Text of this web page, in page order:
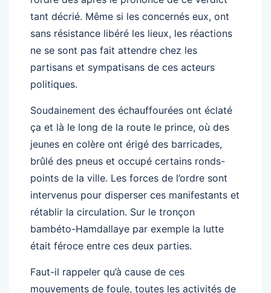
tant décrié. Même si les concernés eux, ont
sans résistance libéré les lieux, les réactions
ne se sont pas fait attendre chez les
partisans et sympatisans de ces acteurs
politiques.
Soudainement des échauffourées ont éclaté
ça et là le long de la route le prince, où des
jeunes en colère ont érigé des barricades,
brûlé des pneus et occupé certains ronds-
points de la ville. Les forces de l’ordre sont
intervenus pour disperser ces manifestants et
rétablir la circulation. Sur le tronçon
bambéto-Hamdallaye par exemple la lutte
était féroce entre ces deux parties.
Faut-il rappeler qu’à cause de ces
mouvements de foule, toutes les activités de